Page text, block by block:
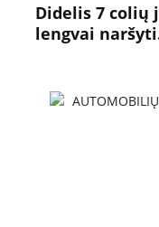
Didelis 7
lengvai